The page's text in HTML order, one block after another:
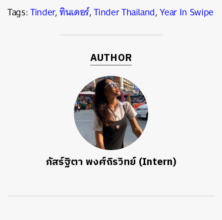
Tags:Tinder,ทินเดอร์,Tinder Thailand,Year In Swipe
AUTHOR
ภัสร์ฐิตา พงศ์ถิรวิทย์ (Intern)